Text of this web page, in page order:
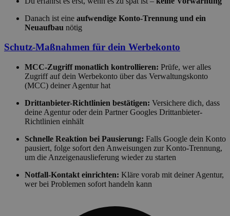
Danach ist eine aufwendige Konto-Trennung und ein
Neuaufbau nötig
Schutz-Maßnahmen für dein Werbekonto
MCC-Zugriff monatlich kontrollieren: Prüfe, wer alles
Zugriff auf dein Werbekonto über das Verwaltungskonto
(MCC) deiner Agentur hat
Drittanbieter-Richtlinien bestätigen: Versichere dich, dass
deine Agentur oder dein Partner Googles Drittanbieter-
Richtlinien einhält
Schnelle Reaktion bei Pausierung: Falls Google dein Konto
pausiert, folge sofort den Anweisungen zur Konto-Trennung,
um die Anzeigenauslieferung wieder zu starten
Notfall-Kontakt einrichten: Kläre vorab mit deiner Agentur,
wer bei Problemen sofort handeln kann